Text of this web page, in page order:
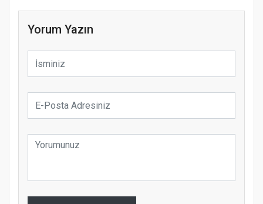
Yorum Yazın